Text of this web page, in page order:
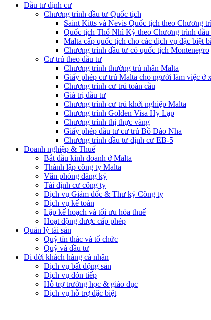
Đầu tư định cư
Chương trình đầu tư Quốc tịch
Saint Kitts và Nevis Quốc tịch theo Chương
Quốc tịch Thổ Nhĩ Kỳ theo Chương trình đầu
Malta cấp quốc tịch cho các dịch vụ đặc biệt
Chương trình đầu tư có quốc tịch Montenegro
Cư trú theo đầu tư
Chương trình thường trú nhân Malta
Giấy phép cư trú Malta cho người làm việc ở
Chương trình cư trú toàn cầu
Giá trị đầu tư
Chương trình cư trú khởi nghiệp Malta
Chương trình Golden Visa Hy Lạp
Chương trình thị thực vàng
Giấy phép đầu tư cư trú Bồ Đào Nha
Chương trình đầu tư định cư EB-5
Doanh nghiệp & Thuế
Bắt đầu kinh doanh ở Malta
Thành lập công ty Malta
Văn phòng đăng ký
Tái định cư công ty
Dịch vụ Giám đốc & Thư ký Công ty
Dịch vụ kế toán
Lập kế hoạch và tối ưu hóa thuế
Hoạt động được cấp phép
Quản lý tài sản
Quỹ tín thác và tổ chức
Quỹ và đầu tư
Di dời khách hàng cá nhân
Dịch vụ bất động sản
Dịch vụ đón tiếp
Hỗ trợ trường học & giáo dục
Dịch vụ hỗ trợ đặc biệt​